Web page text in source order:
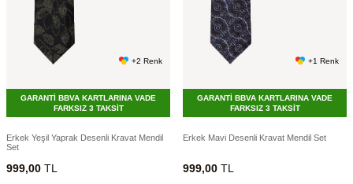
+2 Renk
GARANTİ BBVA KARTLARINA VADE
FARKSIZ 3 TAKSİT
Erkek Yeşil Yaprak Desenli Kravat Mendil
Set
999,00 TL
+1 Renk
GARANTİ BBVA KARTLARINA VADE
FARKSIZ 3 TAKSİT
Erkek Mavi Desenli Kravat Mendil Set
999,00 TL